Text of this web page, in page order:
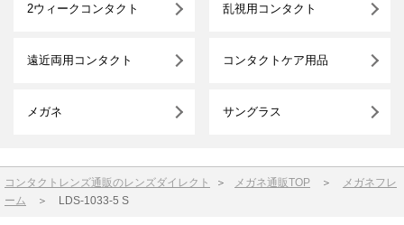
2ウィークコンタクト 乱視用コンタクト
遠近両用コンタクト コンタクトケア用品
メガネ サングラス
コンタクトレンズ通販のレンズダイレクト ＞ メガネ通販TOP ＞
メガネフレ
ーム
＞ LDS-1033-5 S